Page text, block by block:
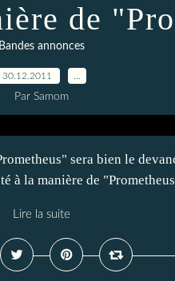
de
Bandes annonces
30.12.2011
Par Samom
sera bien le
à la manière de
Lire la suite